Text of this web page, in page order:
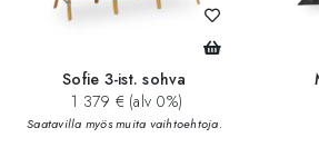
Sofie 3-ist. sohva
1 379 € (alv 0%)
Saatavilla myös muita vaihtoehtoja.